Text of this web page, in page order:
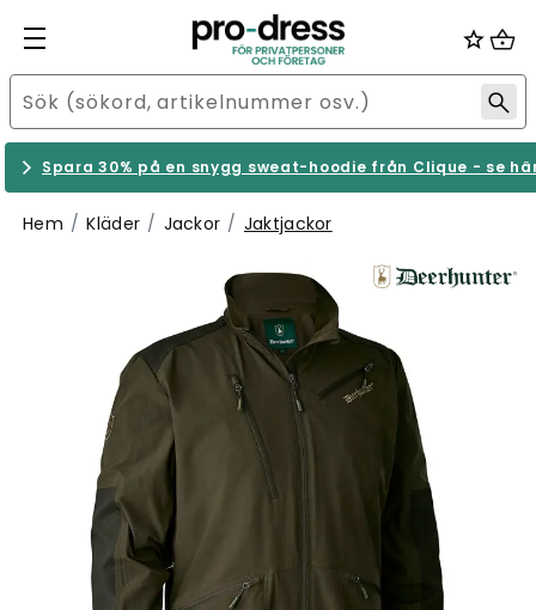
Spara 30% på en snygg sweat-hoodie från Clique - se
Hem Kläder Jackor Jaktjackor